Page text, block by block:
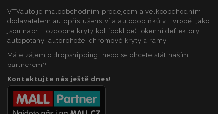
VTVauto je maloobchodním prodejcem a velkoobchodním
dodavatelem autopříslušenství a autodoplňků v Evropě, jako
jsou např .: ozdobné kryty kol (poklice), okenní deflektory,
autopotahy, autorohože, chromové kryty a rámy, ...
Máte zájem o dropshipping, nebo se chcete stát naším
partnerem?
Kontaktujte nás ještě dnes!
funkce webových stránek, jako je přihlášení
uživatele a správa účtu. Webové stránky nelze bez
nezbytně nutných souborů cookie správně
používat.
Název
Poskytovatel
Doména